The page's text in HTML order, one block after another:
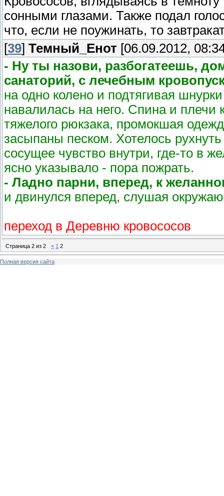
сонными глазами. Также подал
что, если не поужинать, то
[39] Темный_Енот [06.09.2012,
- Ну ты назови, разбогатеешь,
санаторий, с лечебным
на одно колено и подтягивая
навалилась на него. Спина и плечи
тяжелого рюкзака, промокшая
засыпаны песком. Хотелось
сосущее чувство внутри, где-то в
ясно указывало - пора пожрать.
- Ладно парни, вперед, к
и двинулся вперед, слушая
переход в Деревню кровососов
Страница 2 из 2 « 1 2
Полная версия сайта